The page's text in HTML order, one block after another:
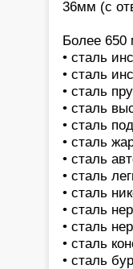
36мм (с
Более 650
• сталь
• сталь
• сталь
• сталь
• сталь
• сталь
• сталь
• сталь
• сталь
• сталь
• сталь
• сталь
• сталь